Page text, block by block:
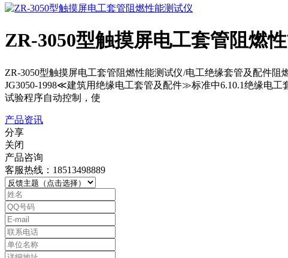
ZR-3050型触摸屏电工套管阻燃
ZR-3050型触摸屏电工套管阻燃性能测试仪/电工绝缘套管及配件阻
JG3050-1998≪建筑用绝缘电工套管及配件≫标准中6.10.1绝缘电
试验程序自动控制，使
产品资讯
分享
关闭
产品咨询
客服热线：18513498889